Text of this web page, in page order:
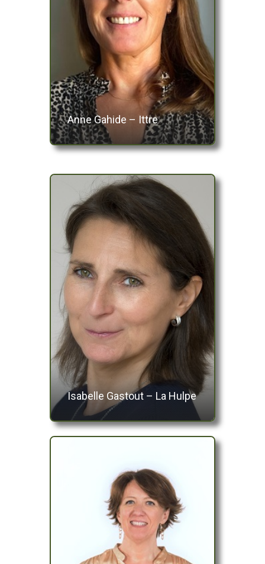
Anne Gahide – Ittre
Isabelle Gastout – La Hulpe